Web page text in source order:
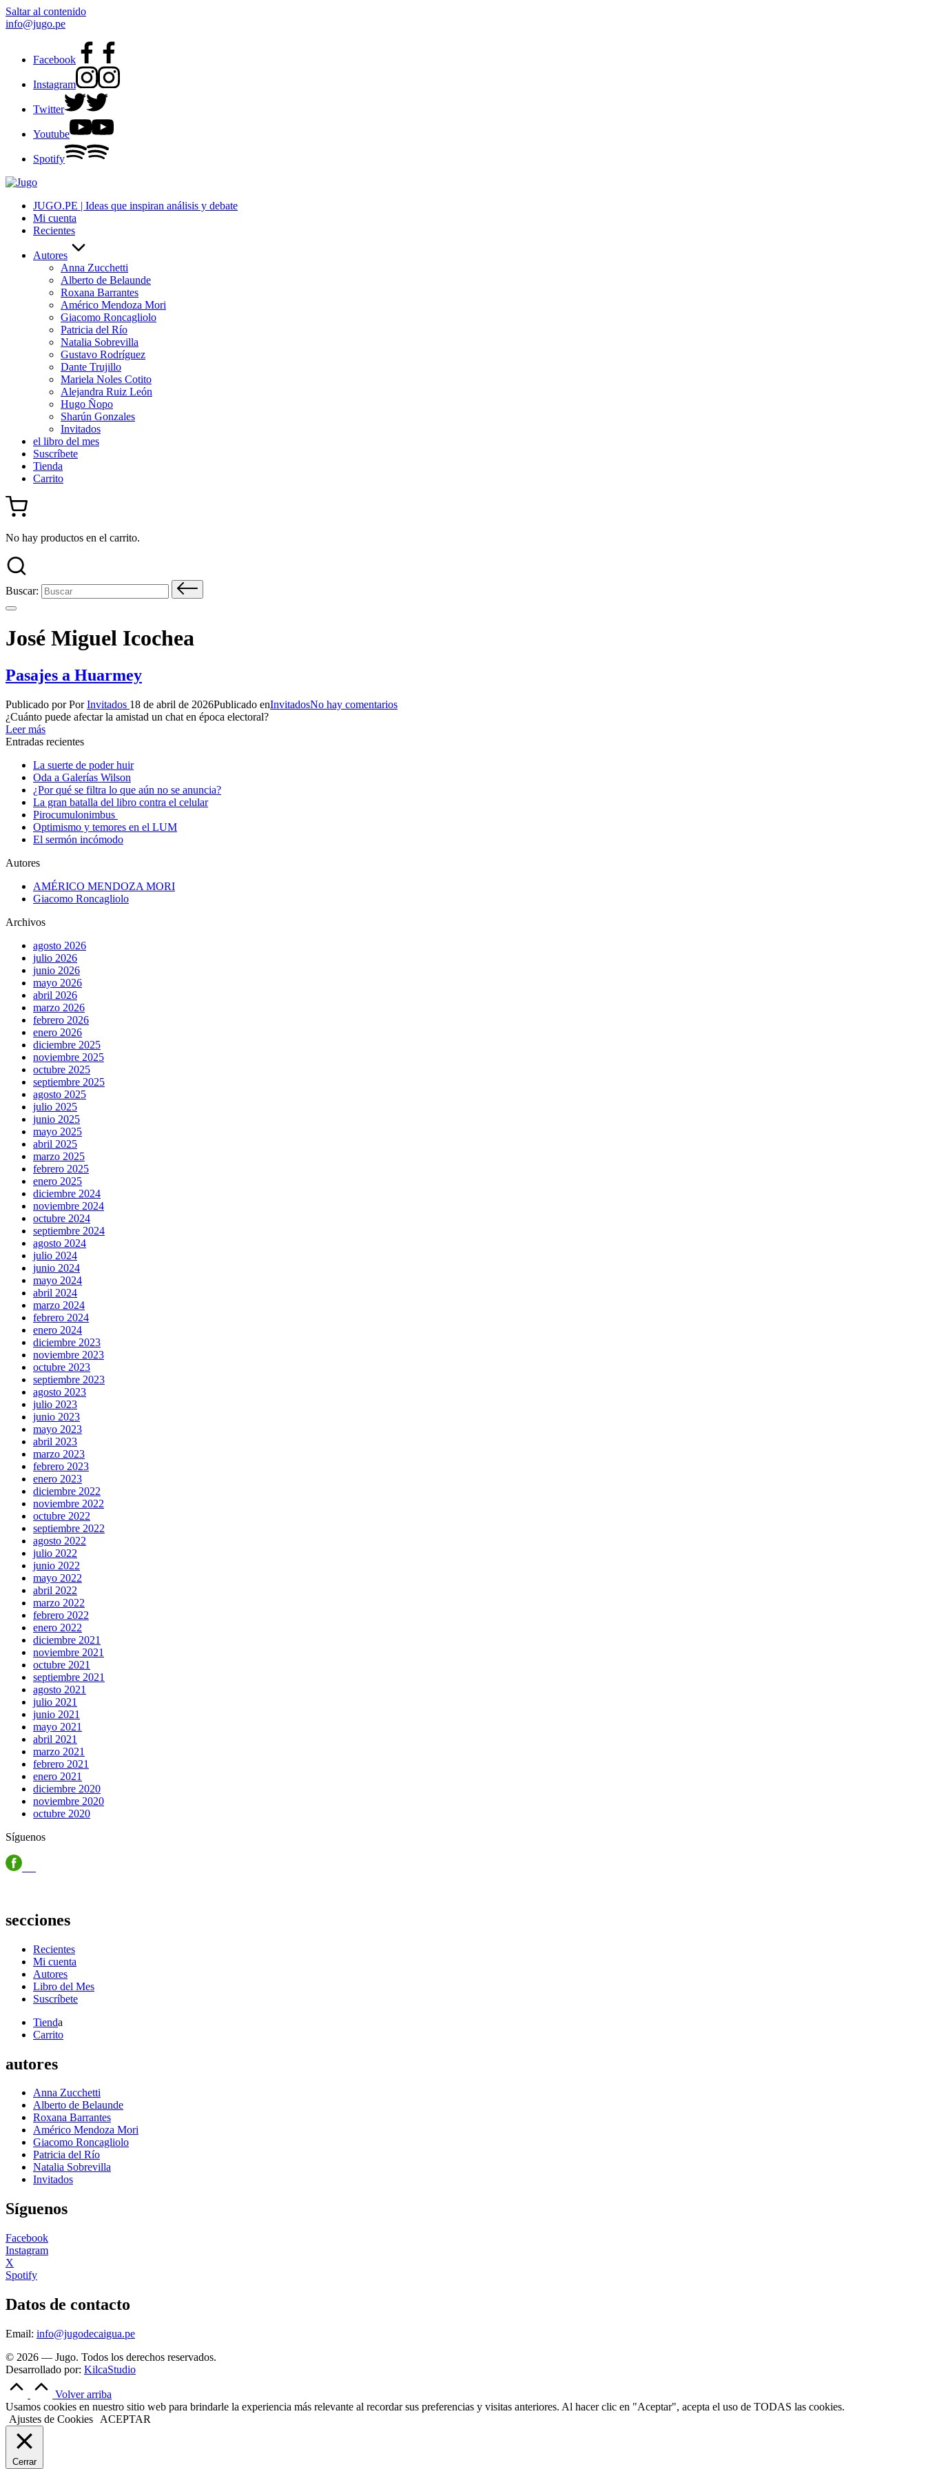
Saltar al contenido
info@jugo.pe
Facebook
Instagram
Twitter
Youtube
Spotify
JUGO.PE | Ideas que inspiran análisis y debate
Mi cuenta
Recientes
Autores
Anna Zucchetti
Alberto de Belaunde
Roxana Barrantes
Américo Mendoza Mori
Giacomo Roncagliolo
Patricia del Río
Natalia Sobrevilla
Gustavo Rodríguez
Dante Trujillo
Mariela Noles Cotito
Alejandra Ruiz León
Hugo Ñopo
Sharún Gonzales
Invitados
el libro del mes
Suscríbete
Tienda
Carrito
No hay productos en el carrito.
Buscar:
José Miguel Icochea
Pasajes a Huarmey
Publicado por PorInvitados 18 de abril de 2026Publicado enInvitadosNo hay comentarios
¿Cuánto puede afectar la amistad un chat en época electoral?
Leer más
Entradas recientes
La suerte de poder huir
Oda a Galerías Wilson
¿Por qué se filtra lo que aún no se anuncia?
La gran batalla del libro contra el celular
Pirocumulonimbus
Optimismo y temores en el LUM
El sermón incómodo
Autores
AMÉRICO MENDOZA MORI
Giacomo Roncagliolo
Archivos
agosto 2026
julio 2026
junio 2026
mayo 2026
abril 2026
marzo 2026
febrero 2026
enero 2026
diciembre 2025
noviembre 2025
octubre 2025
septiembre 2025
agosto 2025
julio 2025
junio 2025
mayo 2025
abril 2025
marzo 2025
febrero 2025
enero 2025
diciembre 2024
noviembre 2024
octubre 2024
septiembre 2024
agosto 2024
julio 2024
junio 2024
mayo 2024
abril 2024
marzo 2024
febrero 2024
enero 2024
diciembre 2023
noviembre 2023
octubre 2023
septiembre 2023
agosto 2023
julio 2023
junio 2023
mayo 2023
abril 2023
marzo 2023
febrero 2023
enero 2023
diciembre 2022
noviembre 2022
octubre 2022
septiembre 2022
agosto 2022
julio 2022
junio 2022
mayo 2022
abril 2022
marzo 2022
febrero 2022
enero 2022
diciembre 2021
noviembre 2021
octubre 2021
septiembre 2021
agosto 2021
julio 2021
junio 2021
mayo 2021
abril 2021
marzo 2021
febrero 2021
enero 2021
diciembre 2020
noviembre 2020
octubre 2020
Síguenos
secciones
Recientes
Mi cuenta
Autores
Libro del Mes
Suscríbete
Tienda
Carrito
autores
Anna Zucchetti
Alberto de Belaunde
Roxana Barrantes
Américo Mendoza Mori
Giacomo Roncagliolo
Patricia del Río
Natalia Sobrevilla
Invitados
Síguenos
Facebook
Instagram
X
Spotify
Datos de contacto
Email: info@jugodecaigua.pe
© 2026 — Jugo. Todos los derechos reservados.
Desarrollado por: KilcaStudio
Volver arriba
Usamos cookies en nuestro sitio web para brindarle la experiencia más relevante al recordar sus preferencias y visitas anteriores. Al hacer clic en "Aceptar", acepta el uso de TODAS las cookies.
Ajustes de Cookies
ACEPTAR
Cerrar